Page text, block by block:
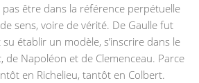
être dans la référence perpétuelle
sens, voire de vérité. De Gaulle fut
établir un modèle, s’inscrire dans le
de Napoléon et de Clemenceau. Parce
en Richelieu, tantôt en Colbert.